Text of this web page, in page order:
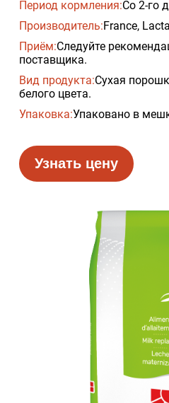
Период кормления:Со 2-го
Производитель:France,
Приём:Следуйте
поставщика.
Вид продукта:Сухая
белого цвета.
Упаковка:Упаковано в
Узнать цену